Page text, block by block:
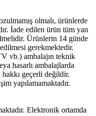
olmalı, ürünlerde
İade edilen ürün tüm yan
Ürünlerin 14 günde
gerekmektedir.
vb.) ambalajın teknik
hasarlı ambalajlarda
geçerli değildir.
yapılamamaktadır.
Elektronik ortamda